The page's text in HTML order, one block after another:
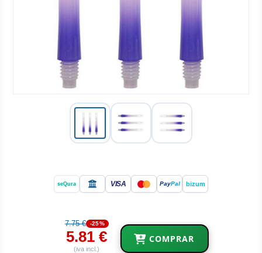
seQura VISA PayPal bizum
7.75 € -25%
5.81 €
(iva incl.)
COMPRAR